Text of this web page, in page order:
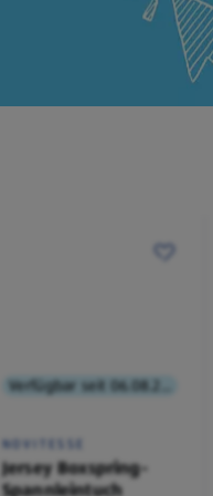
NOVITESSE
Jersey Boxspring-
Spannleintuch